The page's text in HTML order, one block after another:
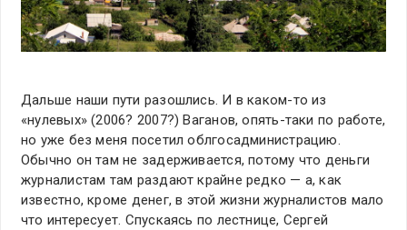
Дальше наши пути разошлись. И в каком-то из
«нулевых» (2006? 2007?) Ваганов, опять-таки по работе,
но уже без меня посетил облгосадминистрацию.
Обычно он там не задерживается, потому что деньги
журналистам там раздают крайне редко — а, как
известно, кроме денег, в этой жизни журналистов мало
что интересует. Спускаясь по лестнице, Сергей